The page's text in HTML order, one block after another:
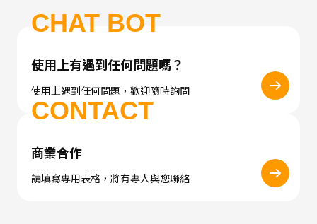
CHAT BOT
使用上有遇到任何問題嗎？
使用上遇到任何問題，歡迎隨時詢問
CONTACT
商業合作
請填寫專用表格，將有專人與您聯絡